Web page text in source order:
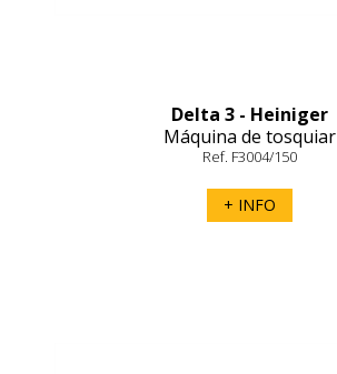
Delta 3 - Heiniger
Máquina de tosquiar
Ref. F3004/150
+ INFO